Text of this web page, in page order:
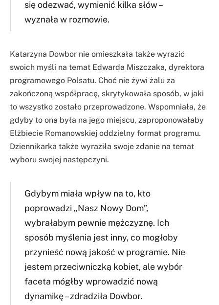
się odezwać, wymienić kilka słów –
wyznała w rozmowie.
Katarzyna Dowbor nie omieszkała także wyrazić
swoich myśli na temat Edwarda Miszczaka, dyrektora
programowego Polsatu. Choć nie żywi żalu za
zakończoną współpracę, skrytykowała sposób, w jaki
to wszystko zostało przeprowadzone. Wspomniała, że
gdyby to ona była na jego miejscu, zaproponowałaby
Elżbiecie Romanowskiej oddzielny format programu.
Dziennikarka także wyraziła swoje zdanie na temat
wyboru swojej następczyni.
Gdybym miała wpływ na to, kto
poprowadzi „Nasz Nowy Dom”,
wybrałabym pewnie mężczyznę. Ich
sposób myślenia jest inny, co mogłoby
przynieść nową jakość w programie. Nie
jestem przeciwniczką kobiet, ale wybór
faceta mógłby wprowadzić nową
dynamikę – zdradziła Dowbor.